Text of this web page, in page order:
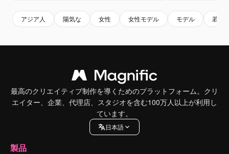
アジア人 陽気な 女性 女性モデル モデル 若い
最高のクリエイティブ制作を導くためのプラットフォーム。クリ
エイター、企業、代理店、スタジオを含む100万人以上が利用し
ています。
日本語
製品